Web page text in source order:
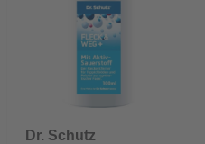
Dr. Schutz